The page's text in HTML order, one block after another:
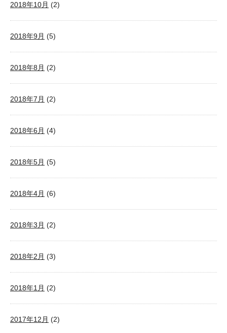
2018年10月 (2)
2018年9月 (5)
2018年8月 (2)
2018年7月 (2)
2018年6月 (4)
2018年5月 (5)
2018年4月 (6)
2018年3月 (2)
2018年2月 (3)
2018年1月 (2)
2017年12月 (2)